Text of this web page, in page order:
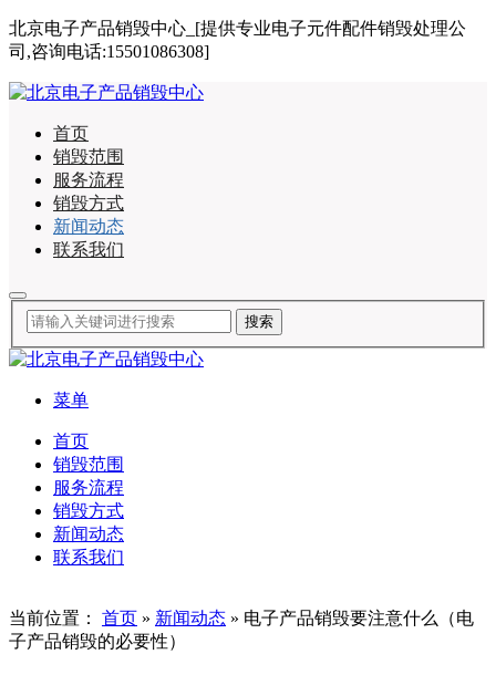
北京电子产品销毁中心_[提供专业电子元件配件销毁处理公
司,咨询电话:15501086308]
首页
销毁范围
服务流程
销毁方式
新闻动态
联系我们
菜单
首页
销毁范围
服务流程
销毁方式
新闻动态
联系我们
当前位置： 首页 » 新闻动态 » 电子产品销毁要注意什么（电
子产品销毁的必要性）